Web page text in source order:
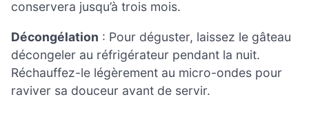
conservera jusqu’à trois mois.
Décongélation : Pour déguster, laissez le gâteau
décongeler au réfrigérateur pendant la nuit.
Réchauffez-le légèrement au micro-ondes pour
raviver sa douceur avant de servir.